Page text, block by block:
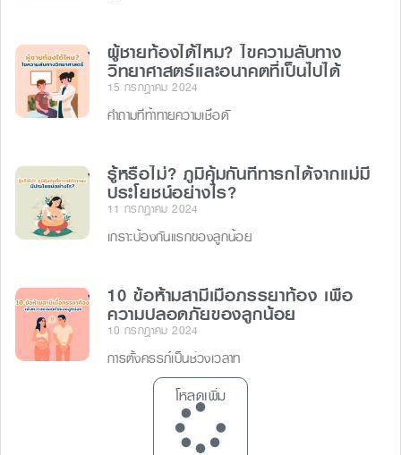
ผู้ชายท้องได้ไหม? ไขความลับทาง
วิทยาศาสตร์และอนาคตที่เป็นไปได้
15 กรกฎาคม 2024
คำถามที่ท้าทายความเชื่อดั
รู้หรือไม่? ภูมิคุ้มกันที่ทารกได้จากแม่มี
ประโยชน์อย่างไร?
11 กรกฎาคม 2024
เกราะป้องกันแรกของลูกน้อย
10 ข้อห้ามสามีเมื่อภรรยาท้อง เพื่อ
ความปลอดภัยของลูกน้อย
10 กรกฎาคม 2024
การตั้งครรภ์เป็นช่วงเวลาท
โหลดเพิ่ม